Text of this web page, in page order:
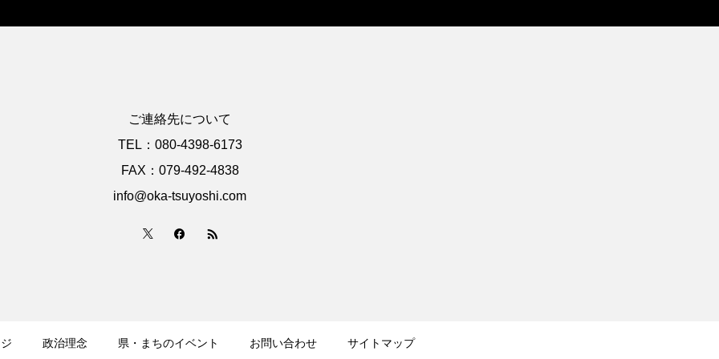
ご連絡先について
TEL：080-4398-6173
FAX：079-492-4838
info@oka-tsuyoshi.com
政治理念 県・まちのイベント お問い合わせ サイトマップ